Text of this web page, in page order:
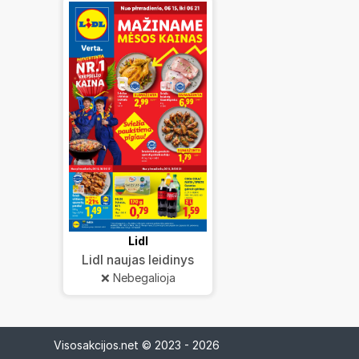
Lidl
Lidl naujas leidinys
❌ Nebegalioja
Visosakcijos.net © 2023 - 2026